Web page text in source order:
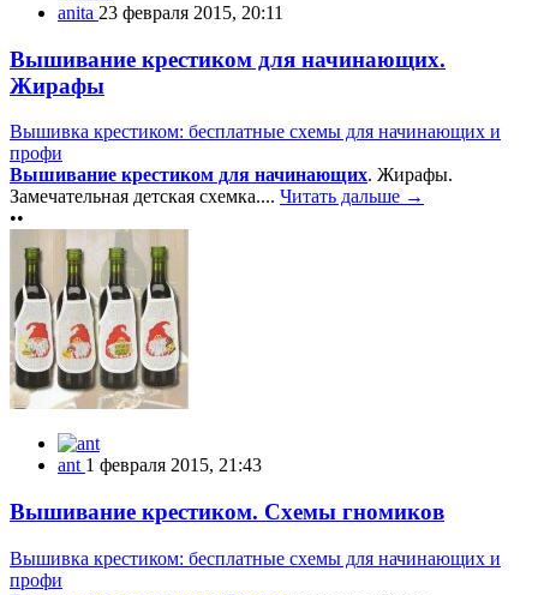
anita 23 февраля 2015, 20:11
Вышивание крестиком для начинающих.
Жирафы
Вышивка крестиком: бесплатные схемы для начинающих и
профи
Вышивание крестиком для начинающих. Жирафы.
Замечательная детская схемка.... Читать дальше →
••
ant 1 февраля 2015, 21:43
Вышивание крестиком. Схемы гномиков
Вышивка крестиком: бесплатные схемы для начинающих и
профи